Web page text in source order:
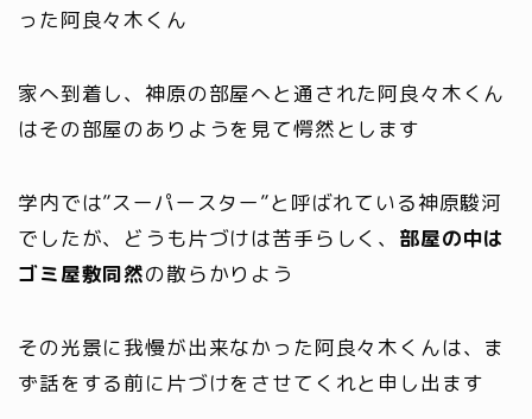
った阿良々木くん
家へ到着し、神原の部屋へと通された阿良々木くん
はその部屋のありようを見て愕然とします
学内では”スーパースター”と呼ばれている神原駿河
でしたが、どうも片づけは苦手らしく、 部屋の中は
ゴミ屋敷同然の散らかりよう
その光景に我慢が出来なかった阿良々木くんは、ま
ず話をする前に片づけをさせてくれと申し出ます